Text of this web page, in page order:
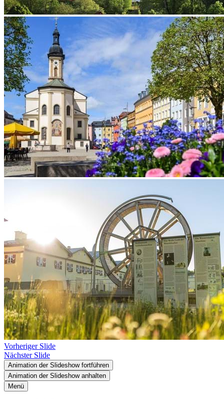
Vorheriger Slide
Nächster Slide
Animation der Slideshow fortführen
Animation der Slideshow anhalten
Menü